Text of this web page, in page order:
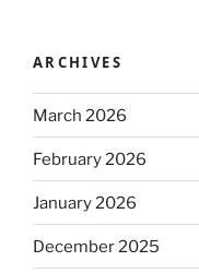
ARCHIVES
March 2026
February 2026
January 2026
December 2025